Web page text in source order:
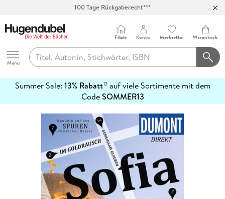
100 Tage Rückgaberecht***
Hugendubel
Menu
Filiale Konto Merkzettel Warenkorb
Summer Sale: 13% Rabatt12auf viele Sortimente mit dem
CodeSOMMER13
erfahren